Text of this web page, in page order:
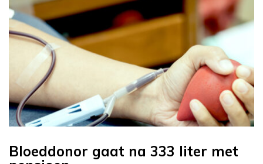
Bloeddonor gaat na 333 liter met